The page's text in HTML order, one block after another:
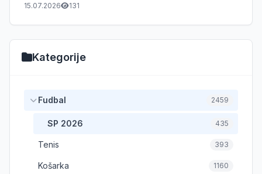
15.07.2026 131
Kategorije
Fudbal 2459
SP 2026 435
Tenis 393
Košarka 1160